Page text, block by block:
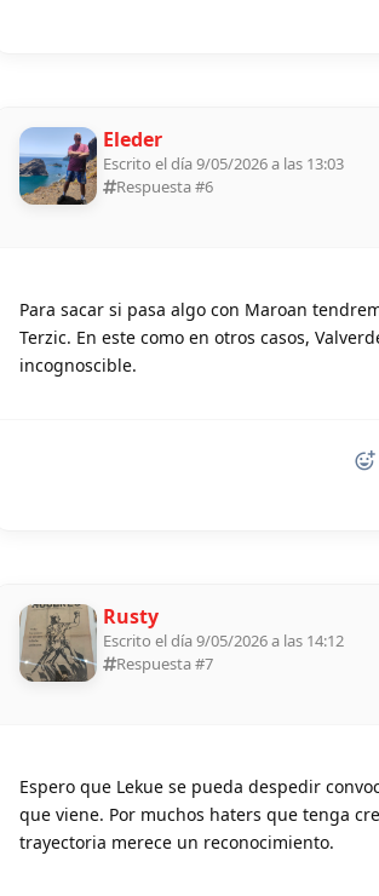
Eleder
Escrito el día 9/05/2026 a las 13:03
Respuesta #6
Para sacar si pasa algo con Maroan
Terzic. En este como en otros casos,
incognoscible.
Rusty
Escrito el día 9/05/2026 a las 14:12
Respuesta #7
Espero que Lekue se pueda despedir
que viene. Por muchos haters que tenga
trayectoria merece un reconocimiento.